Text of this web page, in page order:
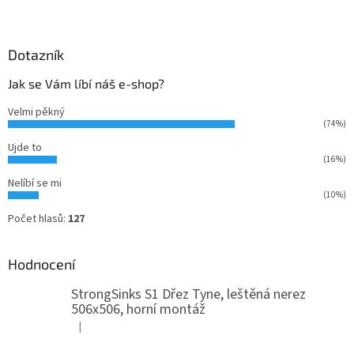
Dotazník
Jak se Vám líbí náš e-shop?
Velmi pěkný
(74%)
Ujde to
(16%)
Nelíbí se mi
(10%)
Počet hlasů: 127
Hodnocení
StrongSinks S1 Dřez Tyne, leštěná nerez
506x506, horní montáž
Hodnocení produktu je 5 z 5 hvězdiček.
|